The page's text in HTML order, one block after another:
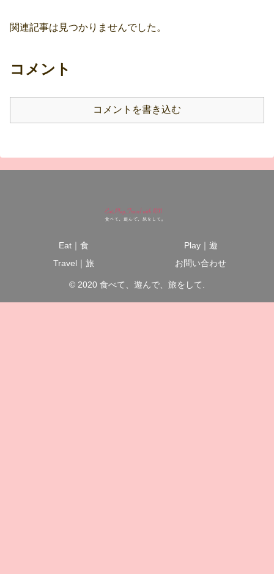
関連記事は見つかりませんでした。
コメント
コメントを書き込む
Eat｜食
Play｜遊
Travel｜旅
お問い合わせ
© 2020 食べて、遊んで、旅をして.